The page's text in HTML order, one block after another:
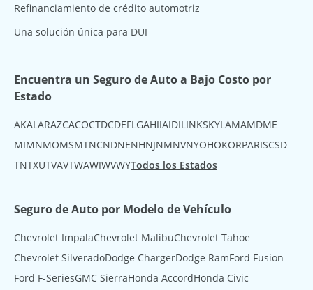
Refinanciamiento de crédito automotriz
Una solución única para DUI
Encuentra un Seguro de Auto a Bajo Costo por
Estado
AKAL ARAZCACOCTDCDEFL GAHIIAIDIL INKSKYLAMAMDME
MIMNMOMSMTNCNDNENHNJNMNVNYOHOKORPARISCSD
TNTXUTVAVTWAWIWVWYTodos los Estados
Seguro de Auto por Modelo de Vehículo
Chevrolet ImpalaChevrolet MalibuChevrolet Tahoe
Chevrolet SilveradoDodge ChargerDodge RamFord Fusion
Ford F-SeriesGMC SierraHonda AccordHonda Civic